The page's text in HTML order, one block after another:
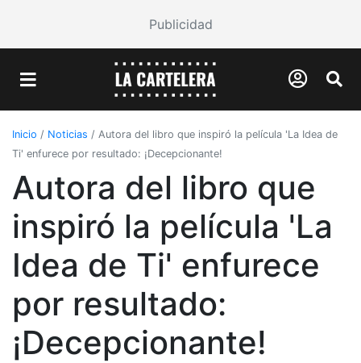
Publicidad
Inicio / Noticias / Autora del libro que inspiró la película 'La Idea de
Ti' enfurece por resultado: ¡Decepcionante!
Autora del libro que
inspiró la película 'La
Idea de Ti' enfurece
por resultado:
¡Decepcionante!